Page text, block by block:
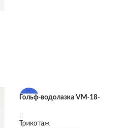
-29%
Гольф-водолазка VM-18-
Трикотаж